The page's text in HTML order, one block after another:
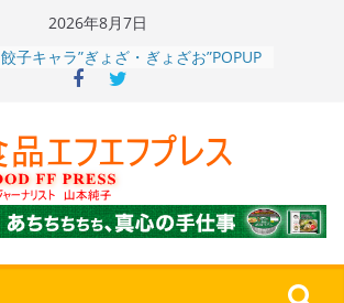
2026年8月7日
ストアで作者にご挨拶、新作”れいと
うこ～こ～”を知る
定さわやかフレーバー「CHEESE
WONDER YELLOW」復刻発売中
今まで無かった大盛！水から簡単レン
ジ♪ふわもちめん！！「冷凍 日清の
どん兵衛 大盛 きつねうどん」
「同 肉うどん」
日清食品冷凍、背油の旨み・コク深い